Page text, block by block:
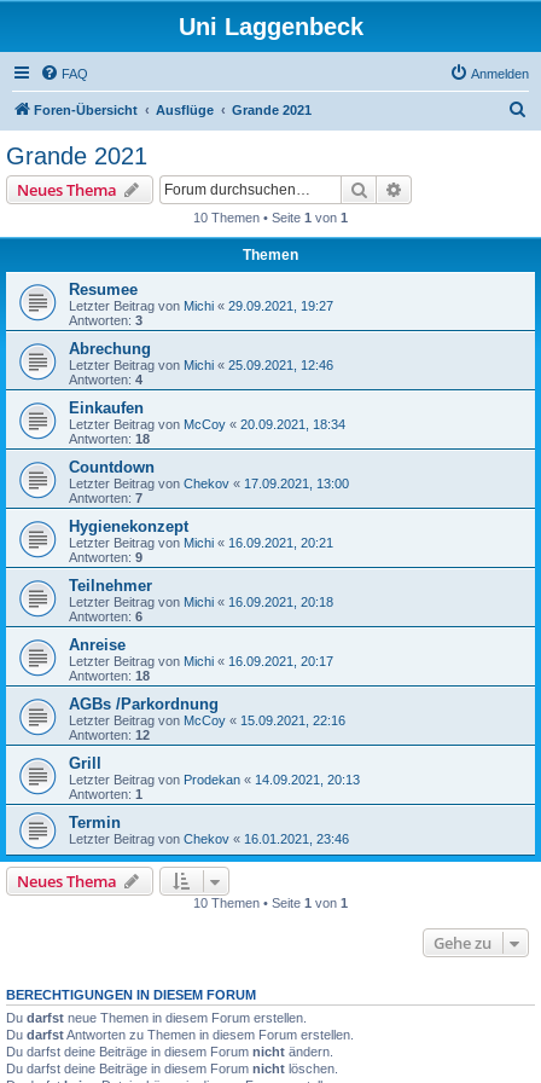
Uni Laggenbeck
FAQ Anmelden
Foren-Übersicht Ausflüge Grande 2021
Grande 2021
Neues Thema Suche
10 Themen • Seite 1 von 1
Themen
Resumee
Letzter Beitrag von Michi « 29.09.2021, 19:27
Antworten: 3
Abrechung
Letzter Beitrag von Michi « 25.09.2021, 12:46
Antworten: 4
Einkaufen
Letzter Beitrag von McCoy « 20.09.2021, 18:34
Antworten: 18
Countdown
Letzter Beitrag von Chekov « 17.09.2021, 13:00
Antworten: 7
Hygienekonzept
Letzter Beitrag von Michi « 16.09.2021, 20:21
Antworten: 9
Teilnehmer
Letzter Beitrag von Michi « 16.09.2021, 20:18
Antworten: 6
Anreise
Letzter Beitrag von Michi « 16.09.2021, 20:17
Antworten: 18
AGBs /Parkordnung
Letzter Beitrag von McCoy « 15.09.2021, 22:16
Antworten: 12
Grill
Letzter Beitrag von Prodekan « 14.09.2021, 20:13
Antworten: 1
Termin
Letzter Beitrag von Chekov « 16.01.2021, 23:46
Neues Thema
10 Themen • Seite 1 von 1
Gehe zu
BERECHTIGUNGEN IN DIESEM FORUM
Du darfst neue Themen in diesem Forum erstellen.
Du darfstAntworten zu Themen in diesem Forum erstellen.
Du darfst deine Beiträge in diesem Forum nicht ändern.
Du darfst deine Beiträge in diesem Forum nicht löschen.